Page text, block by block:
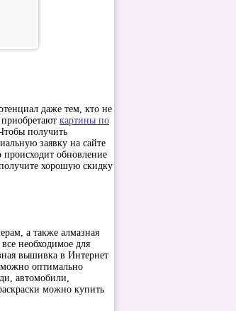
даже тем, кто не
картины по
получить
заявку на сайте
происходит обновление
хорошую скидку
а также алмазная
необходимое для
вышивка в Интернет
оптимально
автомобили,
можно купить